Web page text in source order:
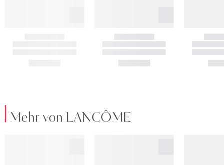
Mehr von LANCÔME